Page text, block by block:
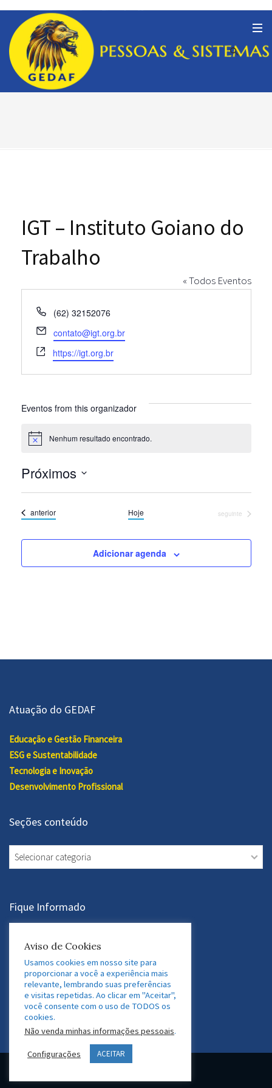
IGT – Instituto Goiano do
Trabalho
« Todos Eventos
Telefone
(62) 32152076
E-
mail
contato@igt.org.br
Site
https://igt.org.br
Eventos from this organizador
Notice Nenhum resultado encontrado.
Próximos
Selecione
a
data.
Eventos
anterior Hoje Eventos
seguinte
Adicionar agenda
Atuação do GEDAF
Educação e Gestão Financeira
ESG e Sustentabilidade
Tecnologia e Inovação
Desenvolvimento Profissional
Seções conteúdo
Seções
conteúdo
Fique Informado
Assine a Newsletter
Acesse nossas Redes Sociais
Twitter Facebook
Aviso de Cookies
Usamos cookies em nosso site para
proporcionar a você a experiência mais
relevante, lembrando suas preferências
e visitas repetidas. Ao clicar em "Aceitar",
você consente com o uso de TODOS os
cookies.
Não venda minhas informações pessoais.
Configurações ACEITAR